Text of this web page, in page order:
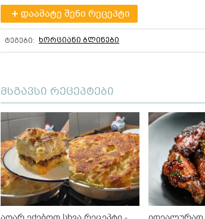
დაამატე შენი რეცეპტი
ტეგები: ხორციანი ბლინები
მსგავსი რეცეპტები